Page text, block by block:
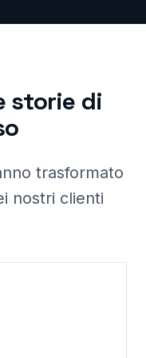
storie di
trasformato
nostri clienti